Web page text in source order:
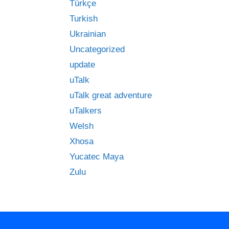
Türkçe
Turkish
Ukrainian
Uncategorized
update
uTalk
uTalk great adventure
uTalkers
Welsh
Xhosa
Yucatec Maya
Zulu